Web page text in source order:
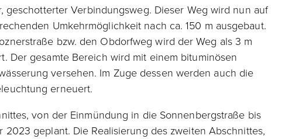
geschotterter Verbindungsweg. Dieser Weg wird nun auf
Umkehrmöglichkeit nach ca. 150 m ausgebaut.
bzw. den Obdorfweg wird der Weg als 3 m
Der gesamte Bereich wird mit einem bituminösen
versehen. Im Zuge dessen werden auch die
erneuert.
von der Einmündung in die Sonnenbergstraße bis
2023 geplant. Die Realisierung des zweiten Abschnittes,